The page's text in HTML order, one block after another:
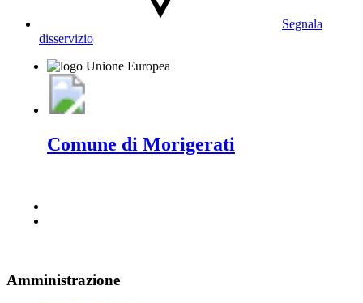
Segnala
disservizio
Comune di Morigerati
Amministrazione